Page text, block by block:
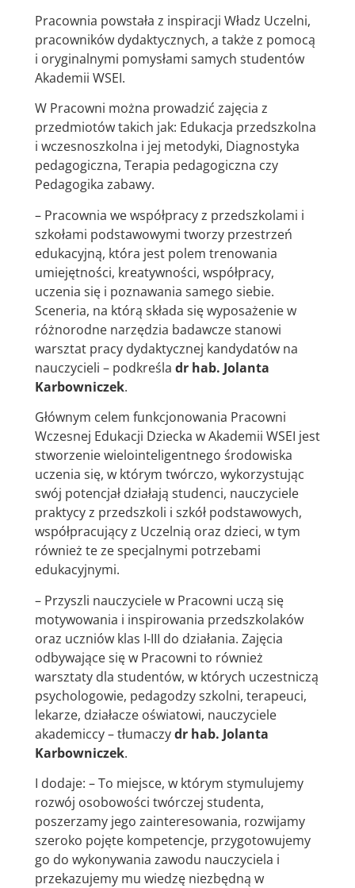
Pracownia powstała z inspiracji Władz Uczelni,
pracowników dydaktycznych, a także z pomocą
i oryginalnymi pomysłami samych studentów
Akademii WSEI.
W Pracowni można prowadzić zajęcia z
przedmiotów takich jak: Edukacja przedszkolna
i wczesnoszkolna i jej metodyki, Diagnostyka
pedagogiczna, Terapia pedagogiczna czy
Pedagogika zabawy.
– Pracownia we współpracy z przedszkolami i
szkołami podstawowymi tworzy przestrzeń
edukacyjną, która jest polem trenowania
umiejętności, kreatywności, współpracy,
uczenia się i poznawania samego siebie.
Sceneria, na którą składa się wyposażenie w
różnorodne narzędzia badawcze stanowi
warsztat pracy dydaktycznej kandydatów na
nauczycieli – podkreśla dr hab. Jolanta
Karbowniczek.
Głównym celem funkcjonowania Pracowni
Wczesnej Edukacji Dziecka w Akademii WSEI jest
stworzenie wielointeligentnego środowiska
uczenia się, w którym twórczo, wykorzystując
swój potencjał działają studenci, nauczyciele
praktycy z przedszkoli i szkół podstawowych,
współpracujący z Uczelnią oraz dzieci, w tym
również te ze specjalnymi potrzebami
edukacyjnymi.
– Przyszli nauczyciele w Pracowni uczą się
motywowania i inspirowania przedszkolaków
oraz uczniów klas I-III do działania. Zajęcia
odbywające się w Pracowni to również
warsztaty dla studentów, w których uczestniczą
psychologowie, pedagodzy szkolni, terapeuci,
lekarze, działacze oświatowi, nauczyciele
akademiccy – tłumaczydr hab. Jolanta
Karbowniczek.
I dodaje: – To miejsce, w którym stymulujemy
rozwój osobowości twórczej studenta,
poszerzamy jego zainteresowania, rozwijamy
szeroko pojęte kompetencje, przygotowujemy
go do wykonywania zawodu nauczyciela i
przekazujemy mu wiedzę niezbędną w